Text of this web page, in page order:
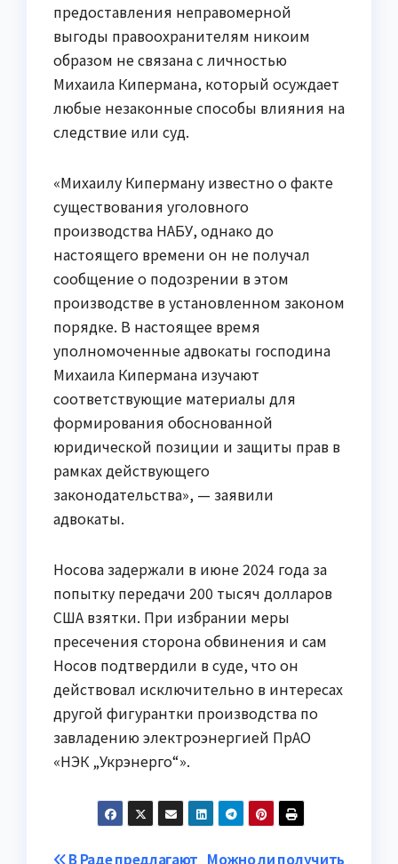
предоставления неправомерной
выгоды правоохранителям никоим
образом не связана с личностью
Михаила Кипермана, который осуждает
любые незаконные способы влияния на
следствие или суд.
«Михаилу Киперману известно о факте
существования уголовного
производства НАБУ, однако до
настоящего времени он не получал
сообщение о подозрении в этом
производстве в установленном законом
порядке. В настоящее время
уполномоченные адвокаты господина
Михаила Кипермана изучают
соответствующие материалы для
формирования обоснованной
юридической позиции и защиты прав в
рамках действующего
законодательства», — заявили
адвокаты.
Носова задержали в июне 2024 года за
попытку передачи 200 тысяч долларов
США взятки. При избрании меры
пресечения сторона обвинения и сам
Носов подтвердили в суде, что он
действовал исключительно в интересах
другой фигурантки производства по
завладению электроэнергией ПрАО
«НЭК „Укрэнерго“».
Можно ли получить
В Раде предлагают